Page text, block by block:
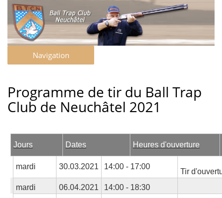
Navigation
Programme de tir du Ball Trap
Club de Neuchâtel 2021
Jours Dates Heures d'ouverture
mardi 30.03.2021 14:00 - 17:00
Tir
mardi
06.04.2021
14:00 - 18:30